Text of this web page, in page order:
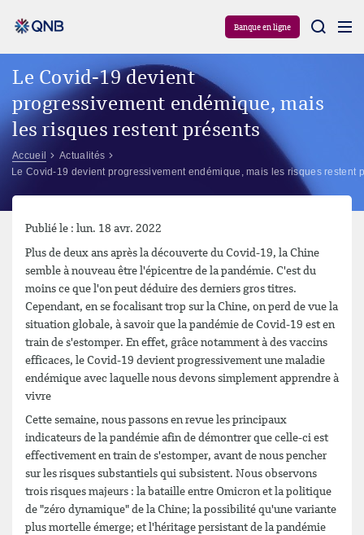
Banque en ligne
Le Covid-19 devient
progressivement endémique, mais
les risques restent présents
Accueil
Actualités
Le Covid-19 devient progressivement endémique, mais les risques restent
Publié le : lun. 18 avr. 2022
Plus de deux ans après la découverte du Covid-19, la Chine
semble à nouveau être l'épicentre de la pandémie. C'est du
moins ce que l'on peut déduire des derniers gros titres.
Cependant, en se focalisant trop sur la Chine, on perd de vue la
situation globale, à savoir que la pandémie de Covid-19 est en
train de s'estomper. En effet, grâce notamment à des vaccins
efficaces, le Covid-19 devient progressivement une maladie
endémique avec laquelle nous devons simplement apprendre à
vivre
Cette semaine, nous passons en revue les principaux
indicateurs de la pandémie afin de démontrer que celle-ci est
effectivement en train de s'estomper, avant de nous pencher
sur les risques substantiels qui subsistent. Nous observons
trois risques majeurs : la bataille entre Omicron et la politique
de "zéro dynamique" de la Chine; la possibilité qu'une variante
plus mortelle émerge; et l'héritage persistant de la pandémie